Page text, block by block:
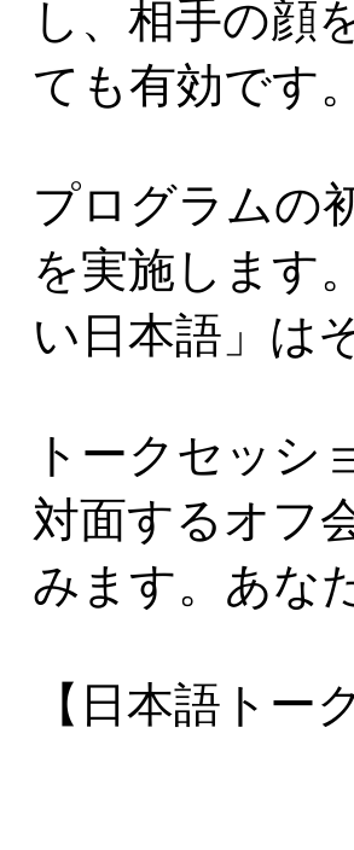
し、相手の顔
ても有効です
プログラムの
を実施します
い日本語」は
トークセッシ
対面するオフ
みます。あな
【日本語ト